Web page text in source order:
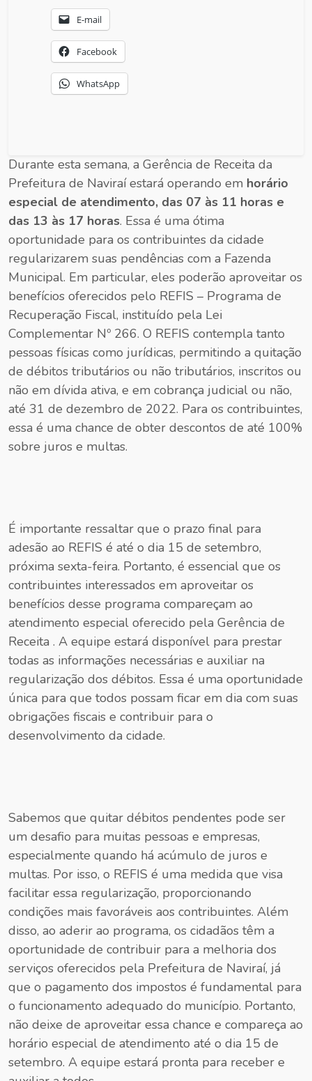
E-mail
Facebook
WhatsApp
Durante esta semana, a Gerência de Receita da
Prefeitura de Naviraí estará operando em horário
especial de atendimento, das 07 às 11 horas e
das 13 às 17 horas. Essa é uma ótima
oportunidade para os contribuintes da cidade
regularizarem suas pendências com a Fazenda
Municipal. Em particular, eles poderão aproveitar os
benefícios oferecidos pelo REFIS – Programa de
Recuperação Fiscal, instituído pela Lei
Complementar Nº 266. O REFIS contempla tanto
pessoas físicas como jurídicas, permitindo a quitação
de débitos tributários ou não tributários, inscritos ou
não em dívida ativa, e em cobrança judicial ou não,
até 31 de dezembro de 2022. Para os contribuintes,
essa é uma chance de obter descontos de até 100%
sobre juros e multas.
É importante ressaltar que o prazo final para
adesão ao REFIS é até o dia 15 de setembro,
próxima sexta-feira. Portanto, é essencial que os
contribuintes interessados em aproveitar os
benefícios desse programa compareçam ao
atendimento especial oferecido pela Gerência de
Receita . A equipe estará disponível para prestar
todas as informações necessárias e auxiliar na
regularização dos débitos. Essa é uma oportunidade
única para que todos possam ficar em dia com suas
obrigações fiscais e contribuir para o
desenvolvimento da cidade.
Sabemos que quitar débitos pendentes pode ser
um desafio para muitas pessoas e empresas,
especialmente quando há acúmulo de juros e
multas. Por isso, o REFIS é uma medida que visa
facilitar essa regularização, proporcionando
condições mais favoráveis aos contribuintes. Além
disso, ao aderir ao programa, os cidadãos têm a
oportunidade de contribuir para a melhoria dos
serviços oferecidos pela Prefeitura de Naviraí, já
que o pagamento dos impostos é fundamental para
o funcionamento adequado do município. Portanto,
não deixe de aproveitar essa chance e compareça ao
horário especial de atendimento até o dia 15 de
setembro. A equipe estará pronta para receber e